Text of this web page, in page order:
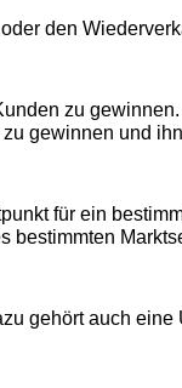
den
zu
gewinnen und
für ein
gehört auch eine